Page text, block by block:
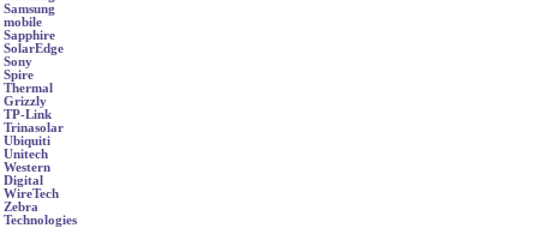
Samsung
mobile
Sapphire
SolarEdge
Sony
Spire
Thermal
Grizzly
TP-Link
Trinasolar
Ubiquiti
Unitech
Western
Digital
WireTech
Zebra
Technologies